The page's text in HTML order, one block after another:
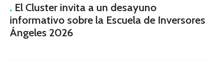
. El Cluster invita a un desayuno
informativo sobre la Escuela de Inversores
Ángeles 2026